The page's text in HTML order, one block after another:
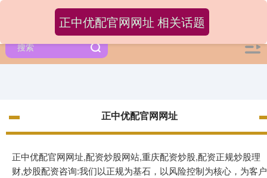
正中优配官网网址
正中优配官网网址,配资炒股网站,重庆配资炒股,配资正规炒股理
财,炒股配资咨询:我们以正规为基石，以风险控制为核心，为客户
正中优配官网网址 相关话题